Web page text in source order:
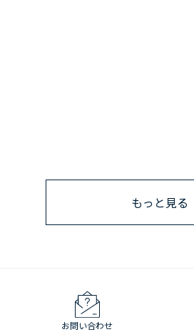
もっと見る
お問い合わせ